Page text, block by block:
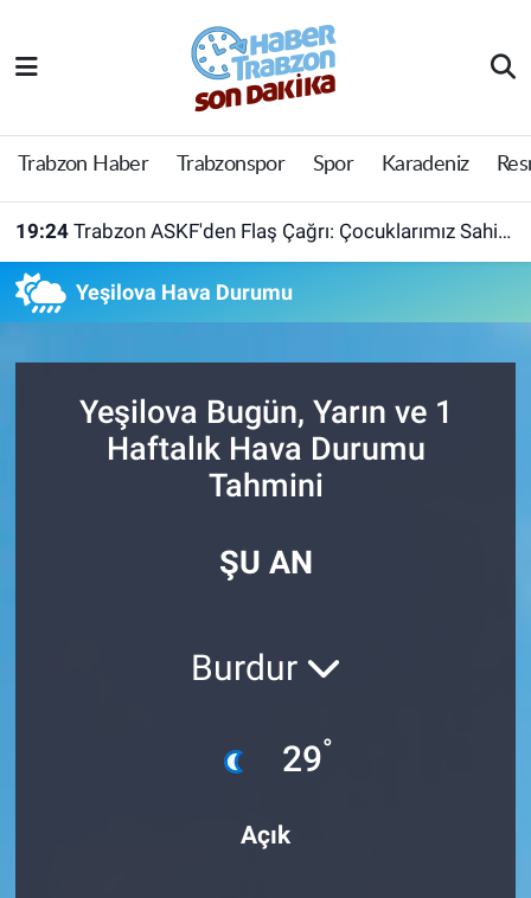
Trabzon Haber Trabzonspor Spor Karadeniz
19:24 Trabzon ASKF'den Flaş Çağrı: Çocuklarımız Sahipsiz Kalmasın!
Yeşilova Hava Durumu
Yeşilova Bugün, Yarın ve 1
Haftalık Hava Durumu
Tahmini
ŞU AN
Burdur
29°
Açık
Trabzon Haber
Trabzonspor
Yazarlar
Perde Arkası
Trabzon Nöbetçi Eczaneler
Trabzon Hava Durumu
Tüm Manşetler
Son Dakika Haberleri